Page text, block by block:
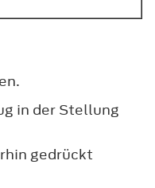
in der Stellung
gedrückt